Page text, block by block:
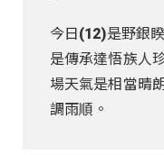
今日(12)是野銀
是傳承達悟族人
場天氣是相當晴
調雨順。